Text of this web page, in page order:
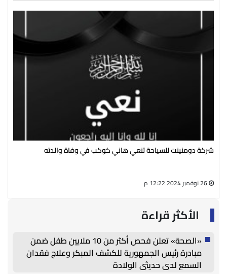
شركة دومنينت للسياحة تنعي هاني كوكب في وفاة والدته
الأكثر قراءة
«الصحة» تعلن فحص أكثر من 10 ملايين طفل ضمن
مبادرة رئيس الجمهورية للكشف المبكر وعلاج فقدان
السمع لدى حديثي الولادة